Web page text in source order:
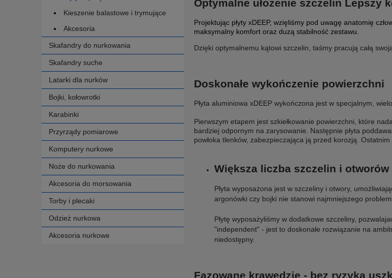
Kieszenie balastowe i trymujące
Akcesoria
Skafandry do nurkowania
Skafandry suche
Latarki dla nurków
Bojki, kołowrotki
Karabinki
Przyrządy pomiarowe
Komputery nurkowe
Noże do nurkowania
Akcesoria do morsowania
Torby i plecaki
Odzież nurkowa
Akcesoria nurkowe
Optymalne ułożenie szczelin Lepszy
Projektując płyty xDEEP, wzięliśmy pod uwagę anatomię
maksymalny komfort oraz duzą stabilność zestawu.
Dzięki optymalnemu kątowi szczelin, taśmy pracują całą
Doskonałe wykończenie powierzchni
Płyta aluminiowa xDEEP wykończona jest w specjalnym,
Pierwszym etapem jest szkiełkowanie powierzchni, które
bardziej odpornym na zarysowanie. Następnie płyta
powłoka tlenków, zabezpieczająca ją przed korozją.
Większa liczba szczelin i otworów
Płyta wyposażona jest w szczeliny i otwory,
argonówki czy bojki nie stanowi najmniejszego
Płytę wyposażyliśmy w dodatkowe szczeliny,
"independent" - jest to doskonałe rozwiązanie na
niedostępny.
Fazowane krawędzie - bez ryzyka